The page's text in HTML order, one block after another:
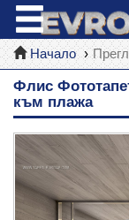
Начало
Флис
към плажа